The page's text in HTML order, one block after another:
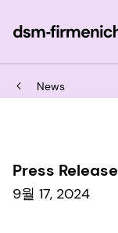
News
Press Release
9월 17, 2024